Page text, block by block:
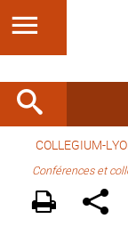
COLLEGIUM-
Conférences et